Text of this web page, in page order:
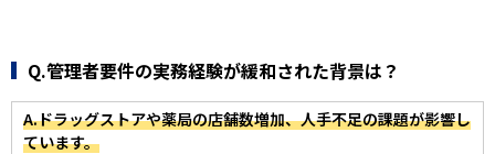
Q.管理者要件の実務経験が緩和された背景は？
A.ドラッグストアや薬局の店舗数増加、人手不足の課題が影響し
ています。